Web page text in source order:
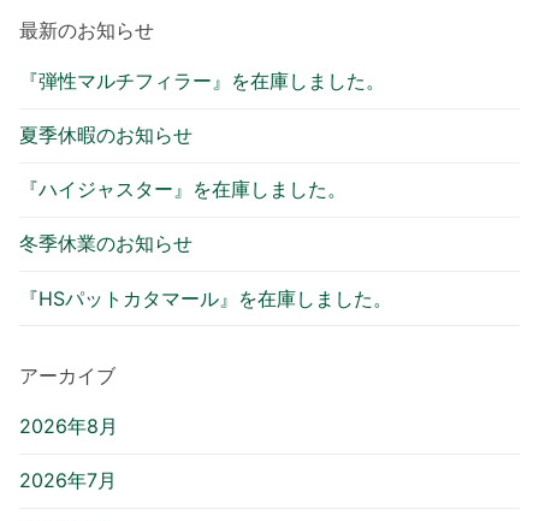
最新のお知らせ
『弾性マルチフィラー』を在庫しました。
夏季休暇のお知らせ
『ハイジャスター』を在庫しました。
冬季休業のお知らせ
『HSパットカタマール』を在庫しました。
アーカイブ
2026年8月
2026年7月